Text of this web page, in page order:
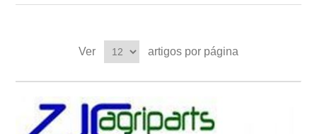
Ver artigos por página